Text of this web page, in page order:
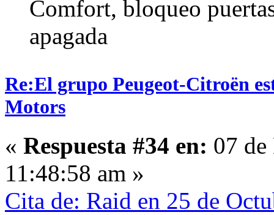
Comfort, bloqueo
apagada
Re:El grupo Peugeot-Citroën
Motors
« Respuesta #34 en: 07
11:48:58 am »
Cita de: Raid en 25 de